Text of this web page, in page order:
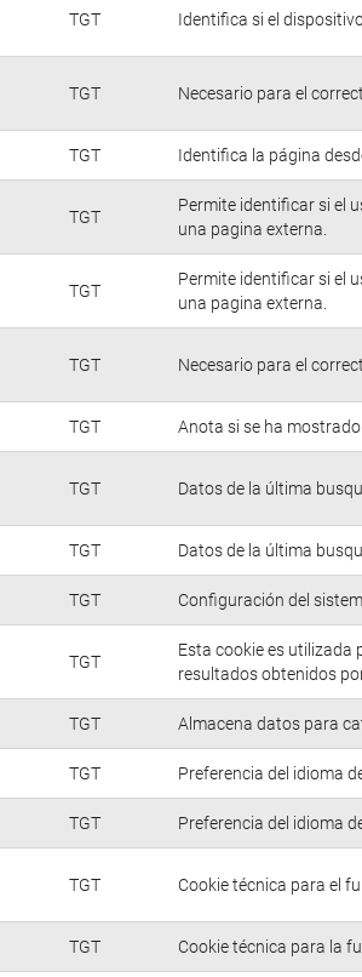
TGT Identifica si el
TGT Necesario para el
TGT Identifica la página
TGT
Permite identificar si el
una pagina externa.
TGT
Permite identificar si el
una pagina externa.
TGT Necesario para el
TGT Anota si se ha
TGT Datos de la última
TGT Datos de la última
TGT Configuración del
TGT
Esta cookie es utilizada
resultados obtenidos
TGT Almacena datos para
TGT Preferencia del idioma
TGT Preferencia del idioma
TGT Cookie técnica para el
TGT Cookie técnica para la